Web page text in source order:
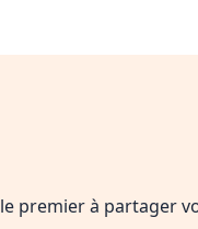
premier à partager